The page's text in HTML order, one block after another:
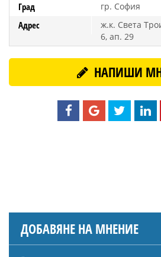
Град гр. София
Адрес
ж.к. Света
6, ап. 29
НАПИШИ
ДОБАВЯНЕ НА МНЕНИЕ